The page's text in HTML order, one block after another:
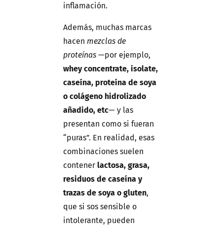
inflamación.
Además, muchas marcas
hacen mezclas de
proteínas —por ejemplo,
whey concentrate, isolate,
caseína, proteína de soya
o colágeno hidrolizado
añadido, etc— y las
presentan como si fueran
“puras”. En realidad, esas
combinaciones suelen
contener lactosa, grasa,
residuos de caseína y
trazas de soya o gluten,
que si sos sensible o
intolerante, pueden